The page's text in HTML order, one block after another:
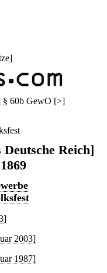
]
§ 60b GewO [>]
Reich]
2003]
1987]